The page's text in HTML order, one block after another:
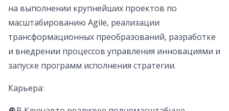
на выполнении крупнейших проектов по
масштабированию Agile, реализации
трансформационных преобразований, разработке
и внедрении процессов управления инновациями и
запуске программ исполнения стратегии.
Карьера: